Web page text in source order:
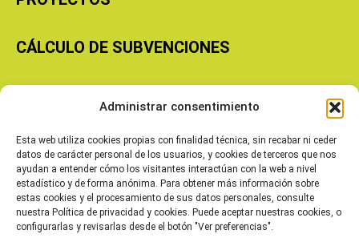
Administrar consentimiento
Esta web utiliza cookies propias con finalidad técnica, sin recabar ni ceder
datos de carácter personal de los usuarios, y cookies de terceros que nos
ayudan a entender cómo los visitantes interactúan con la web a nivel
estadístico y de forma anónima. Para obtener más información sobre
estas cookies y el procesamiento de sus datos personales, consulte
nuestra Política de privacidad y cookies. Puede aceptar nuestras cookies, o
configurarlas y revisarlas desde el botón "Ver preferencias".
CÁLCULO DE SUBVENCIONES